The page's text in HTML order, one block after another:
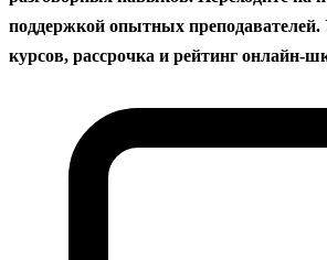
поддержкой опытных
курсов, рассрочка и рейтинг онлайн-